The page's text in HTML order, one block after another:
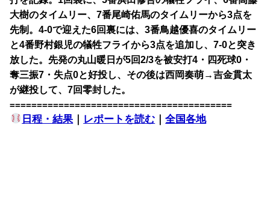
大樹のタイムリー、7番尾崎佑馬のタイムリーから3点を
先制。4-0で迎えた6回裏には、3番鳥越優喜のタイムリー
と4番野村銀児の犠牲フライから3点を追加し、7-0と突き
放した。先発の丸山暖日が5回2/3を被安打4・四死球0・
奪三振7・失点0と好投し、その後は西岡奏萌→吉金貫太
が継投して、7回零封した。
=========================================
日程・結果 ｜ レポートを読む ｜全国各地